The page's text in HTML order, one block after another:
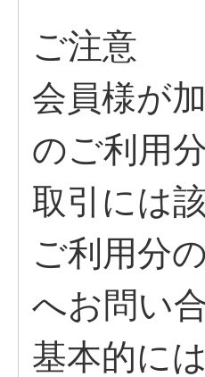
ご注意
会員様が
のご利用
取引には
ご利用分
へお問い
基本的に